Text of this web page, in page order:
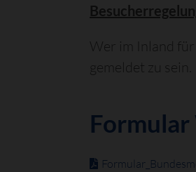
Wer im Inland
gemeldet zu sein.
Formular